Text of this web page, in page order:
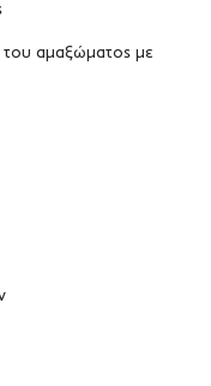
αμαξώματος με